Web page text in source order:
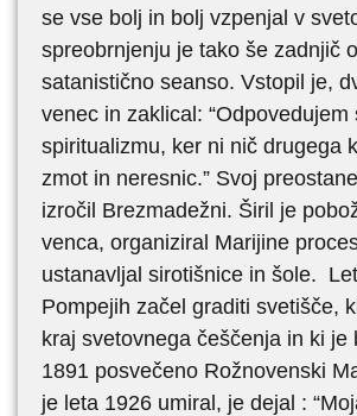
se vse bolj in bolj vzpenjal v
spreobrnjenju je tako še zadnjič
satanistično seanso. Vstopil je,
venec in zaklical: “Odpovedujem
spiritualizmu, ker ni nič drugega
zmot in neresnic.” Svoj
izročil Brezmadežni. Širil je
venca, organiziral Marijine
ustanavljal sirotišnice in šole.
Pompejih začel graditi svetišče,
kraj svetovnega češčenja in ki je
1891 posvečeno Rožnovenski
je leta 1926 umiral, je dejal :